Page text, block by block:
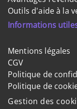
Outils d'aide à la
Informations
Mentions légales
CGV
Politique de
Politique de
Gestion des